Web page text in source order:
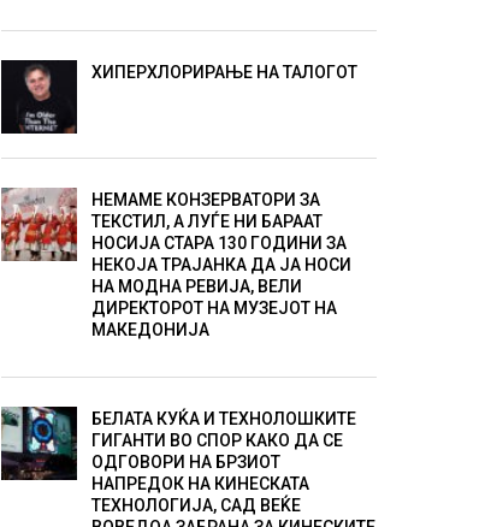
ХИПЕРХЛОРИРАЊЕ НА ТАЛОГОТ
НЕМАМЕ КОНЗЕРВАТОРИ ЗА
ТЕКСТИЛ, А ЛУЃЕ НИ БАРААТ
НОСИЈА СТАРА 130 ГОДИНИ ЗА
НЕКОЈА ТРАЈАНКА ДА ЈА НОСИ
НА МОДНА РЕВИЈА, ВЕЛИ
ДИРЕКТОРОТ НА МУЗЕЈОТ НА
МАКЕДОНИЈА
БЕЛАТА КУЌА И ТЕХНОЛОШКИТЕ
ГИГАНТИ ВО СПОР КАКО ДА СЕ
ОДГОВОРИ НА БРЗИОТ
НАПРЕДОК НА КИНЕСКАТА
ТЕХНОЛОГИЈА, САД ВЕЌЕ